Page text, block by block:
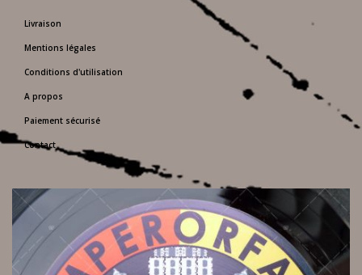
Livraison
Mentions légales
Conditions d'utilisation
A propos
Paiement sécurisé
Contact